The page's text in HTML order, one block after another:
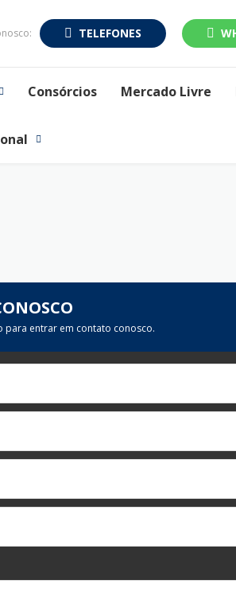
TELEFONES
Consórcios Mercado Livre
para entrar em contato conosco.